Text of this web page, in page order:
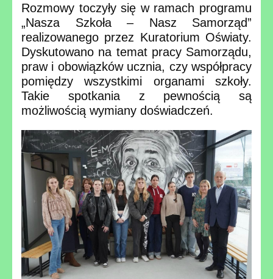
Rozmowy toczyły się w ramach programu
„Nasza Szkoła – Nasz Samorząd”
realizowanego przez Kuratorium Oświaty.
Dyskutowano na temat pracy Samorządu,
praw i obowiązków ucznia, czy współpracy
pomiędzy wszystkimi organami szkoły.
Takie spotkania z pewnością są
możliwością wymiany doświadczeń.